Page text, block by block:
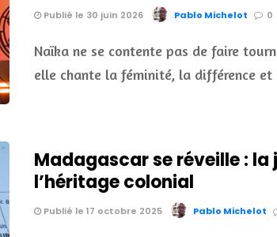
Publié le 30 juin 2026 Pablo Michelot 0
Naïka ne se contente pas de faire
elle chante la féminité, la différence
Madagascar se réveille : la
l’héritage colonial
Publié le 17 octobre 2025 Pablo Michelot